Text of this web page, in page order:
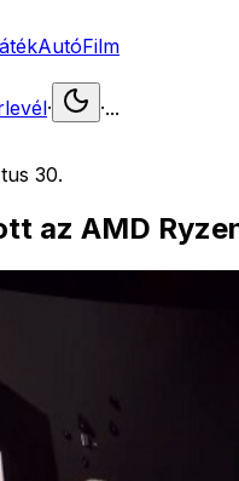
AutóFilm
· ·...
30.
az AMD